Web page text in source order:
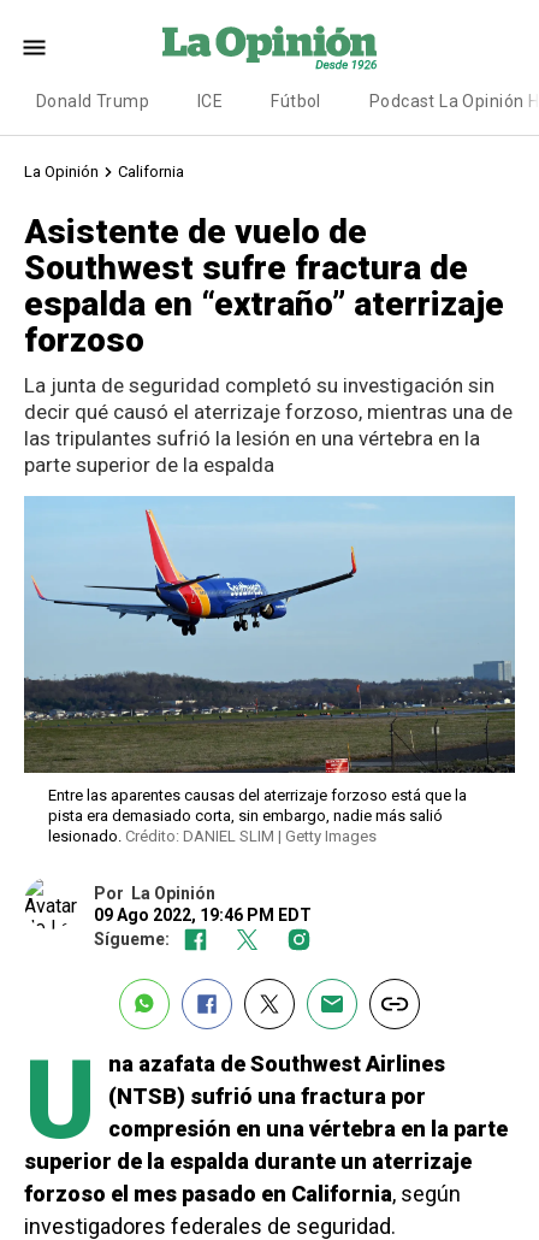
Donald Trump ICE Fútbol Podcast La Opinión
La Opinión California
Asistente de vuelo de
Southwest sufre fractura de
espalda en “extraño” aterrizaje
forzoso
La junta de seguridad completó su investigación sin
decir qué causó el aterrizaje forzoso, mientras una de
las tripulantes sufrió la lesión en una vértebra en la
parte superior de la espalda
Entre las aparentes causas del aterrizaje forzoso está que la
pista era demasiado corta, sin embargo, nadie más salió
lesionado. Crédito: DANIEL SLIM | Getty Images
Por La Opinión
09 Ago 2022, 19:46 PM EDT
Sígueme:
U
na azafata de Southwest Airlines
(NTSB) sufrió una fractura por
compresión en una vértebra en la parte
superior de la espalda durante un aterrizaje
forzoso el mes pasado en California, según
investigadores federales de seguridad.